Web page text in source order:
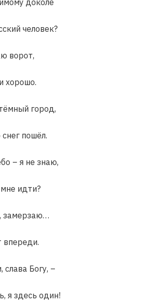
доколе
человек?
ворот,
хорошо.
город,
пошёл.
– я не знаю,
идти?
замерзаю…
впереди.
слава Богу, –
я здесь один!